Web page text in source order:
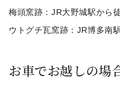
梅頭窯跡：JR大野城駅から
ウトグチ瓦窯跡：JR博多南
お車でお越しの場